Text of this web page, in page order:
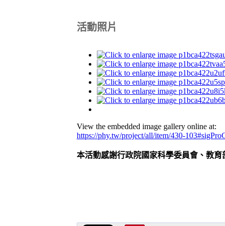
活動照片
View the embedded image gallery online at:
https://phy.tw/project/all/item/430-
本活動感謝行政院國家科學委員會、教